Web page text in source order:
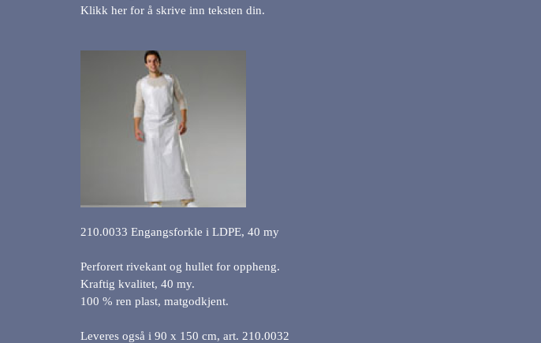
Klikk her for å skrive inn teksten din.
210.0033 Engangsforkle i LDPE, 40 my
Perforert rivekant og hullet for oppheng.
Kraftig kvalitet, 40 my.
100 % ren plast, matgodkjent.
Leveres også i 90 x 150 cm, art. 210.0032